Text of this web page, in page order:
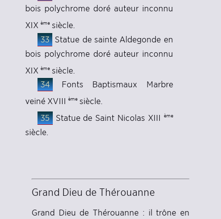
bois polychrome doré auteur inconnu
XIX èmesiècle.
33 Statue de sainte Aldegonde en
bois polychrome doré auteur inconnu
XIX èmesiècle.
34 Fonts Baptismaux Marbre
veiné XVIII èmesiècle.
35 Statue de Saint Nicolas XIII ème
siècle.
Grand Dieu de Thérouanne
Grand Dieu de Thérouanne : il trône en